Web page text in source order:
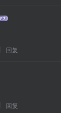
回复
回复